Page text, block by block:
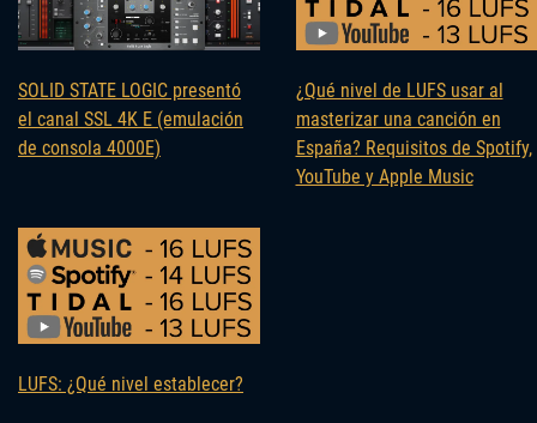
SOLID STATE LOGIC presentó
el canal SSL 4K E (emulación
de consola 4000E)
¿Qué nivel de LUFS usar al
masterizar una canción en
España? Requisitos de Spotify,
YouTube y Apple Music
LUFS: ¿Qué nivel establecer?